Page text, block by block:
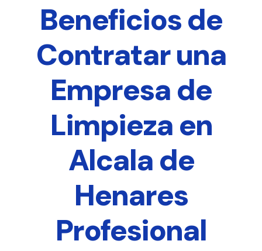
Beneficios de
Contratar una
Empresa de
Limpieza en
Alcala de
Henares
Profesional